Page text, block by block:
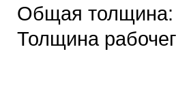
Общая
Толщина